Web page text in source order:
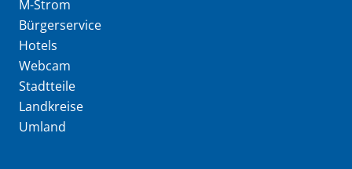
M-Strom
Bürgerservice
Hotels
Webcam
Stadtteile
Landkreise
Umland